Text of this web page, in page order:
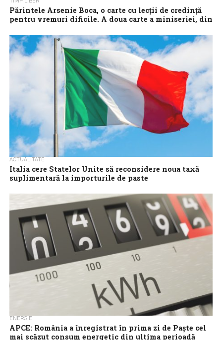
Părintele Arsenie Boca, o carte cu lecții de credință
pentru vremuri dificile. A doua carte a miniseriei, din
În perioada Postului Paștelui continuă miniseria de cărți de
suflet „Drumul interior al creștinului”, o colecție dedicată
Părintelui Arsenie Boca și Sfântului...
ACTUALITATE
Italia cere Statelor Unite să reconsidere noua taxă
suplimentară la importurile de paste
pentru a convinge Statele Unite să renunţe la impunerea unei
taxe antidumping suplimentare asupra pastelor...
ENERGIE
APCE: România a înregistrat în prima zi de Paște cel
mai scăzut consum energetic din ultima perioadă